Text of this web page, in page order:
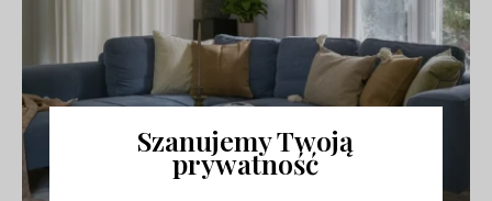
Szanujemy Twoją
prywatność